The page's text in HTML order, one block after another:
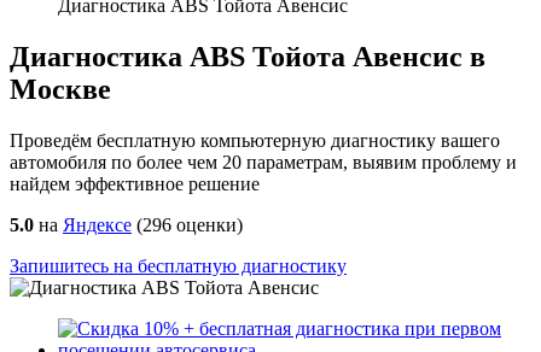
Диагностика ABS Тойота Авенсис
Диагностика ABS Тойота Авенсис в
Москве
Проведём бесплатную компьютерную диагностику вашего
автомобиля по более чем 20 параметрам, выявим проблему и
найдем эффективное решение
5.0 на Яндексе (296 оценки)
Запишитесь на бесплатную диагностику